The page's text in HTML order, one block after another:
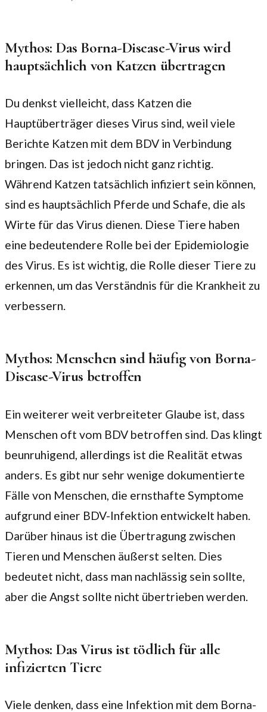
Mythos: Das Borna-Disease-Virus wird
hauptsächlich von Katzen übertragen
Du denkst vielleicht, dass Katzen die
Hauptüberträger dieses Virus sind, weil viele
Berichte Katzen mit dem BDV in Verbindung
bringen. Das ist jedoch nicht ganz richtig.
Während Katzen tatsächlich infiziert sein können,
sind es hauptsächlich Pferde und Schafe, die als
Wirte für das Virus dienen. Diese Tiere haben
eine bedeutendere Rolle bei der Epidemiologie
des Virus. Es ist wichtig, die Rolle dieser Tiere zu
erkennen, um das Verständnis für die Krankheit zu
verbessern.
Mythos: Menschen sind häufig von Borna-
Disease-Virus betroffen
Ein weiterer weit verbreiteter Glaube ist, dass
Menschen oft vom BDV betroffen sind. Das klingt
beunruhigend, allerdings ist die Realität etwas
anders. Es gibt nur sehr wenige dokumentierte
Fälle von Menschen, die ernsthafte Symptome
aufgrund einer BDV-Infektion entwickelt haben.
Darüber hinaus ist die Übertragung zwischen
Tieren und Menschen äußerst selten. Dies
bedeutet nicht, dass man nachlässig sein sollte,
aber die Angst sollte nicht übertrieben werden.
Mythos: Das Virus ist tödlich für alle
infizierten Tiere
Viele denken, dass eine Infektion mit dem Borna-